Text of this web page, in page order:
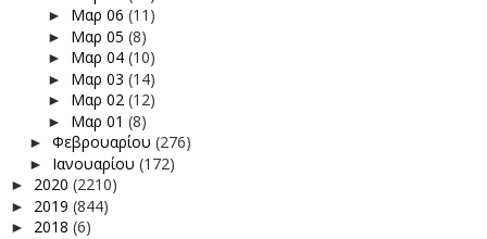
► Μαρ 06 (11)
► Μαρ 05 (8)
► Μαρ 04 (10)
► Μαρ 03 (14)
► Μαρ 02 (12)
► Μαρ 01 (8)
► Φεβρουαρίου (276)
► Ιανουαρίου (172)
► 2020 (2210)
► 2019 (844)
► 2018 (6)